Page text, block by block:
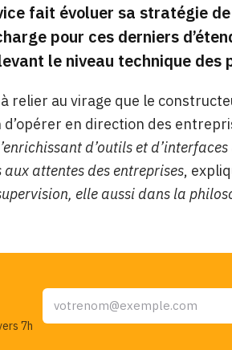
fait évoluer sa stratégie
pour ces derniers
le niveau technique des
relier au virage que le
en direction des
d’outils et
attentes des entreprises,
elle aussi dans la
7h